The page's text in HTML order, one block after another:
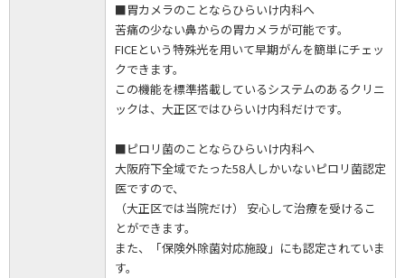
■胃カメラのことならひらいけ内科へ
苦痛の少ない鼻からの胃カメラが可能です。
FICEという特殊光を用いて早期がんを簡単にチェッ
クできます。
この機能を標準搭載しているシステムのあるクリニ
ックは、大正区ではひらいけ内科だけです。
■ピロリ菌のことならひらいけ内科へ
大阪府下全域でたった58人しかいないピロリ菌認定
医ですので、
（大正区では当院だけ） 安心して治療を受けるこ
とができます。
また、「保険外除菌対応施設」にも認定されていま
す。